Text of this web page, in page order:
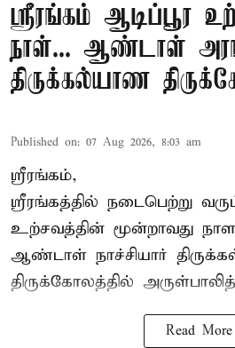
ஸ்ரீரங்கம் ஆடிப்பூர
நாள்... ஆண்டாள்
திருக்கல்யாண
Published on: 07 Aug 2026, 8:03 am
ஸ்ரீரங்கம்,
ஸ்ரீரங்கத்தில் நடைபெற்று
உற்சவத்தின் மூன்றாவது
ஆண்டாள் நாச்சியார்
திருக்கோலத்தில்
Read More